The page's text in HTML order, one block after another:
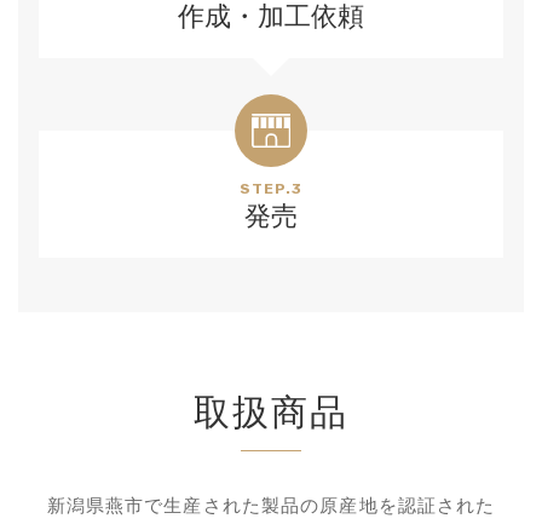
作成・加工依頼
STEP.3
発売
取扱商品
新潟県燕市で生産された製品の原産地を認証された